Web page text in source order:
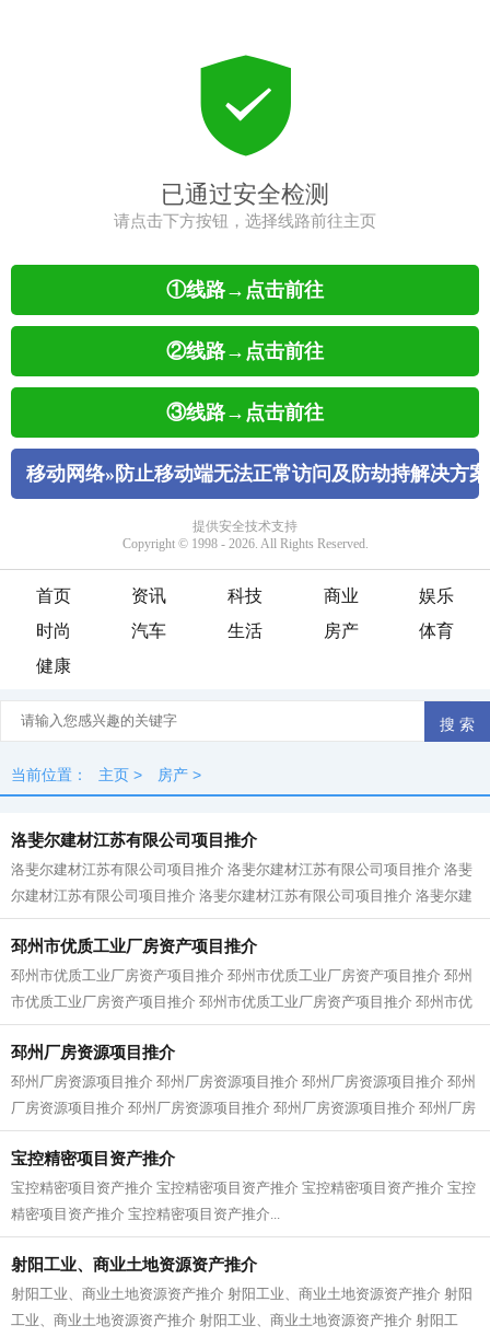
首页 资讯 科技 商业
娱乐
时尚
汽车 生活 房产
体育
健康
当前位置： 主页 > 房产 >
洛斐尔建材江苏有限公司项目推介
洛斐尔建材江苏有限公司项目推介 洛斐尔建材江苏有限公司项目推介 洛斐
尔建材江苏有限公司项目推介 洛斐尔建材江苏有限公司项目推介 洛斐尔建
材江苏有限公司项目推介 洛斐尔建...
邳州市优质工业厂房资产项目推介
邳州市优质工业厂房资产项目推介 邳州市优质工业厂房资产项目推介 邳州
市优质工业厂房资产项目推介 邳州市优质工业厂房资产项目推介 邳州市优
质工业厂房资产项目推介 邳州市优...
邳州厂房资源项目推介
邳州厂房资源项目推介 邳州厂房资源项目推介 邳州厂房资源项目推介 邳州
厂房资源项目推介 邳州厂房资源项目推介 邳州厂房资源项目推介 邳州厂房
资源项目推介 邳州厂房资源项目推...
宝控精密项目资产推介
宝控精密项目资产推介 宝控精密项目资产推介 宝控精密项目资产推介 宝控
精密项目资产推介 宝控精密项目资产推介...
射阳工业、商业土地资源资产推介
射阳工业、商业土地资源资产推介 射阳工业、商业土地资源资产推介 射阳
工业、商业土地资源资产推介 射阳工业、商业土地资源资产推介 射阳工